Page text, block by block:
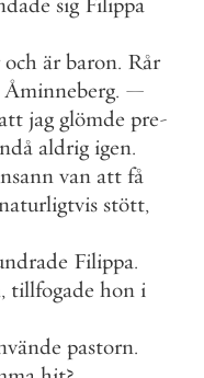
och är baron. Rår
Åminneberg. —
jag glömde pre-
aldrig igen.
van att få
stött,
Filippa.
, tillfogade hon i
pastorn.